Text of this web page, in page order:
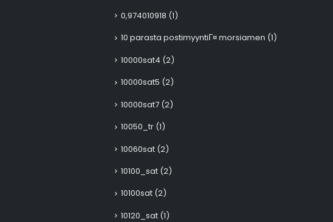
0,974010918 (1)
10 parasta postimyyntiГ¤ morsiamen (1)
10000sat4 (2)
10000sat5 (2)
10000sat7 (2)
10050_tr (1)
10060sat (2)
10100_sat (2)
10100sat (2)
10120_sat (1)